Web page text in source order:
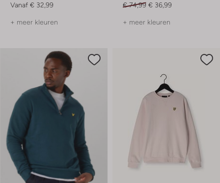
Vanaf € 32,99
+ meer kleuren
€ 74,99 € 36,99
+ meer kleuren